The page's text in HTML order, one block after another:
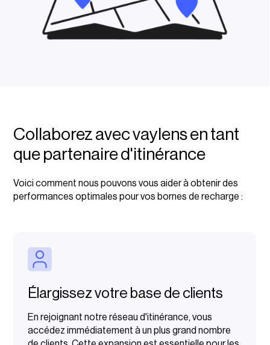
Collaborez avec vaylens en tant
que partenaire d'itinérance
Voici comment nous pouvons vous aider à obtenir des
performances optimales pour vos bornes de recharge :
Élargissez votre base de clients
En rejoignant notre réseau d'itinérance, vous
accédez immédiatement à un plus grand nombre